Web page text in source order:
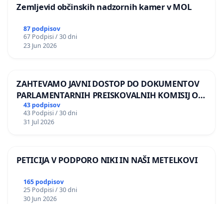
Zemljevid občinskih nadzornih kamer v MOL
87 podpisov
67 Podpisi / 30 dni
23 Jun 2026
ZAHTEVAMO JAVNI DOSTOP DO DOKUMENTOV
PARLAMENTARNIH PREISKOVALNIH KOMISIJ O
ILEGALNI TRGOVINI Z OROŽJEM
43 podpisov
43 Podpisi / 30 dni
31 Jul 2026
PETICIJA V PODPORO NIKI IN NAŠI METELKOVI
165 podpisov
25 Podpisi / 30 dni
30 Jun 2026